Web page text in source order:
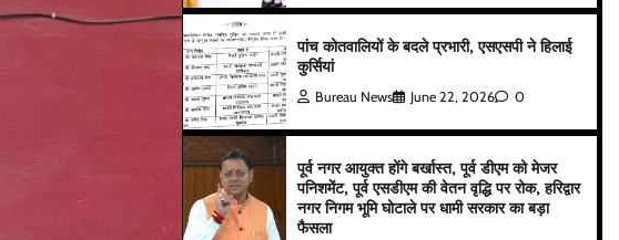
पांच कोतवालियों के बदले प्रभारी, एसएसपी ने हिलाई
कुर्सियां
Bureau News June 22, 2026 0
पूर्व नगर आयुक्त होंगे बर्खास्त, पूर्व डीएम को मेजर
पनिशमेंट, पूर्व एसडीएम की वेतन वृद्धि पर रोक, हरिद्वार
नगर निगम भूमि घोटाले पर धामी सरकार का बड़ा
फैसला